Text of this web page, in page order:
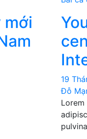
mới
19
Đỗ